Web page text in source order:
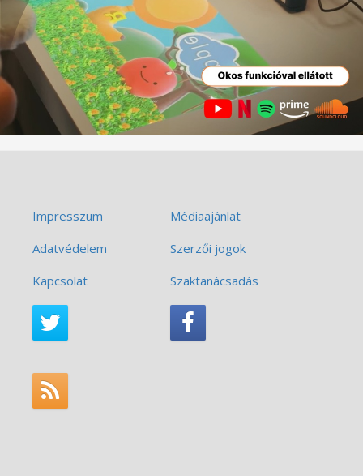
Impresszum
Médiaajánlat
Adatvédelem
Szerzői jogok
Kapcsolat
Szaktanácsadás